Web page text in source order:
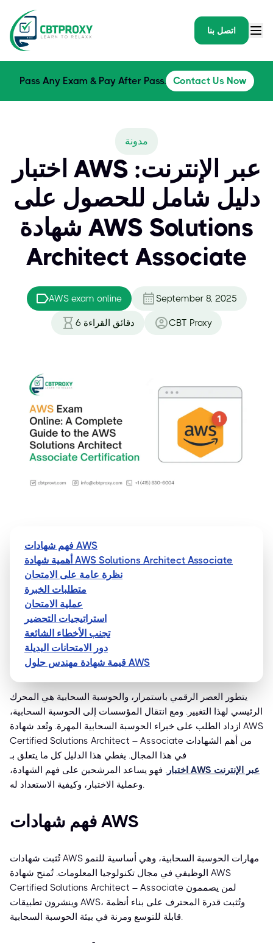
اتصل بنا
Pass Any Exam & Pay After Pass. Contact Us Now
مدونة
اختبار AWS عبر الإنترنت:
دليل شامل للحصول على
شهادة AWS Solutions
Architect Associate
AWS exam online September 8, 2025
6 دقائق القراءة CBT Proxy
فهم شهادات AWS
أهمية شهادة AWS Solutions Architect Associate
نظرة عامة على الامتحان
متطلبات الخبرة
عملية الامتحان
استراتيجيات التحضير
تجنب الأخطاء الشائعة
دور الامتحانات البديلة
قيمة شهادة مهندس حلول AWS
يتطور العصر الرقمي باستمرار، والحوسبة السحابية هي المحرك
الرئيسي لهذا التغيير. ومع انتقال المؤسسات إلى الحوسبة السحابية،
ازداد الطلب على خبراء الحوسبة السحابية المهرة. وتُعد شهادة AWS
Certified Solutions Architect – Associate من أهم الشهادات
في هذا المجال. يغطي هذا الدليل كل ما يتعلق بـ
اختبار AWS عبر الإنترنت
. فهو يساعد المرشحين على فهم الشهادة،
وعملية الاختبار، وكيفية الاستعداد له.
فهم شهادات AWS
تُثبت شهادات AWS مهارات الحوسبة السحابية، وهي أساسية للنمو
الوظيفي في مجال تكنولوجيا المعلومات. تُمنح شهادة AWS
Certified Solutions Architect – Associate لمن يصممون
وينشرون تطبيقات AWS، وتُثبت قدرة المحترف على بناء أنظمة
قابلة للتوسع ومرنة في بيئة الحوسبة السحابية.